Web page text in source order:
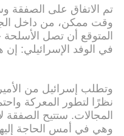
تم الاتفاق على الصفقة
وقت ممكن، من داخل
المتوقع أن تصل
في الوفد الإسرائيلي: إن
وتطلب إسرائيل من
نظرًا لتطور المعركة
المجالات. ستتيح الصفقة
وهي في أمس الحاجة